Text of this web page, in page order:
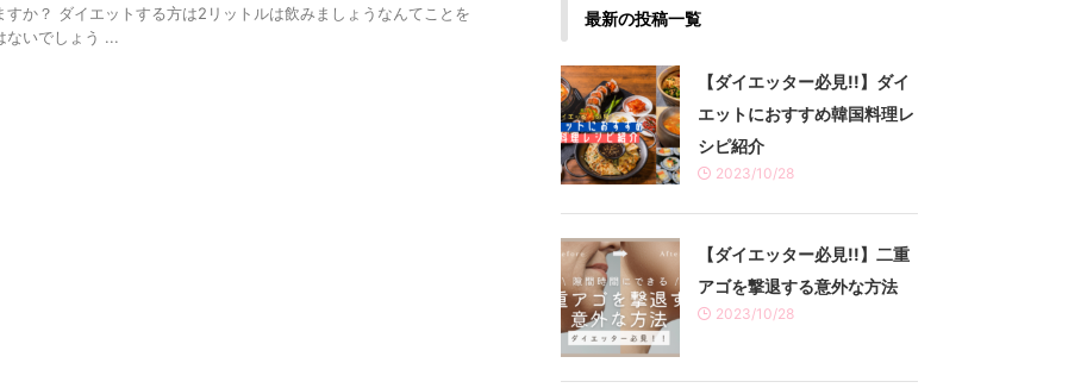
すか？ ダイエットする方は2リットルは飲みましょうなんてことを
ないでしょう ...
最新の投稿一覧
【ダイエッター必見!!】ダイ
エットにおすすめ韓国料理レ
シピ紹介
2023/10/28
【ダイエッター必見!!】二重
アゴを撃退する意外な方法
2023/10/28